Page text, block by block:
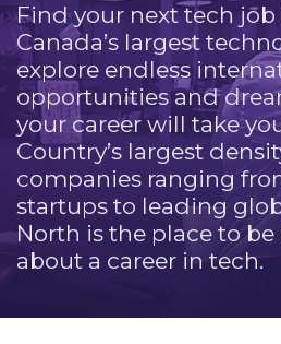
Find your next tech
Canada’s largest
explore endless
opportunities and
your career will take
Country’s largest
companies ranging
startups to leading
North is the place to be
about a career in tech.